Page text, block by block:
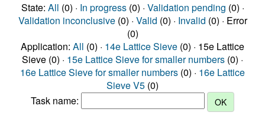
State: All (0) · In progress(0) · Validation pending (0) ·
Validation inconclusive(0) · Valid (0) · Invalid (0) · Error
(0)
Application: All (0) · 14e Lattice Sieve (0) · 15e Lattice
Sieve (0) · 15e Lattice Sieve for smaller numbers (0) ·
16e Lattice Sieve for smaller numbers (0) · 16e Lattice
Sieve V5 (0)
Task name: